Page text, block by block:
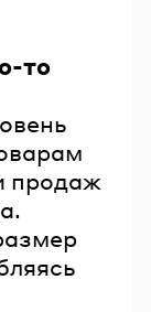
то
продаж